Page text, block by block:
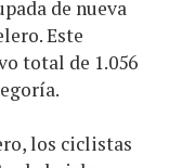
de nueva
Este
total de 1.056
los ciclistas